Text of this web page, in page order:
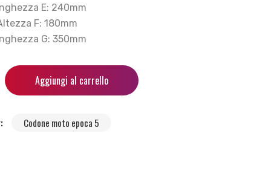
E: 240mm
F: 180mm
G: 350mm
Aggiungi al carrello
Codone moto epoca 5